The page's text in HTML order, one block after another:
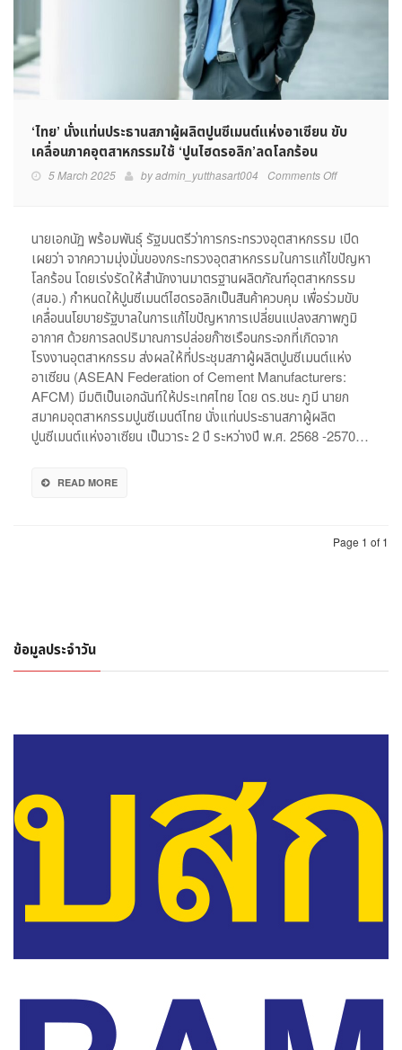
‘ไทย’ นั่งแท่นประธานสภาผู้ผลิตปูนซีเมนต์แห่งอาเซียน ขับ
เคลื่อนภาคอุตสาหกรรมใช้ ‘ปูนไฮดรอลิก’ลดโลกร้อน
5 March 2025 byadmin_yutthasart004 Comments Offon
ประธาน
สภา
ผู้
ผลิต
ปูนซีเมนต์
แห่ง
อาเซียน
ขับ
ใช้
ร้อน
นายเอกนัฏ พร้อมพันธุ์ รัฐมนตรีว่าการกระทรวงอุตสาหกรรม เปิด
เผยว่า จากความมุ่งมั่นของกระทรวงอุตสาหกรรมในการแก้ไขปัญหา
โลกร้อน โดยเร่งรัดให้สำนักงานมาตรฐานผลิตภัณฑ์อุตสาหกรรม
(สมอ.) กำหนดให้ปูนซีเมนต์ไฮดรอลิกเป็นสินค้าควบคุม เพื่อร่วมขับ
เคลื่อนนโยบายรัฐบาลในการแก้ไขปัญหาการเปลี่ยนแปลงสภาพภูมิ
อากาศ ด้วยการลดปริมาณการปล่อยก๊าซเรือนกระจกที่เกิดจาก
โรงงานอุตสาหกรรม ส่งผลให้ที่ประชุมสภาผู้ผลิตปูนซีเมนต์แห่ง
อาเซียน (ASEAN Federation of Cement Manufacturers:
AFCM) มีมติเป็นเอกฉันท์ให้ประเทศไทย โดย ดร.ชนะ ภูมี นายก
สมาคมอุตสาหกรรมปูนซีเมนต์ไทย นั่งแท่นประธานสภาผู้ผลิต
ปูนซีเมนต์แห่งอาเซียน เป็นวาระ 2 ปี ระหว่างปี พ.ศ. 2568 -2570…
READ MORE
Page 1 of 1
ข้อมูลประจำวัน